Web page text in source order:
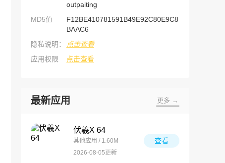
outpaiting
MD5值
F12BE410781591B49E92C80E9C8
BAAC6
隐私说明：
点击查看
应用权限
点击查看
最新应用 更多 →
伏羲X 64
其他应用 / 1.60M
2026-08-05更新
查看